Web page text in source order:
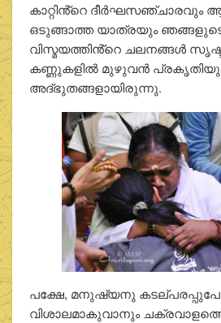
കാറ്റിൻ്റെ ദീര്‍ഘസഞ്ചാരവും
ഒടുങ്ങാത്ത യാത്രയും
വിസ്മയത്തിൻ്റെ ചലനങ്ങള്‍
കണ്ണുകളില്‍ മുഴുവന്‍
അദ്ഭുതങ്ങളായിരുന്നു.
പക്ഷേ, മനുഷ്യനു
വിശാലമാകുവാനും